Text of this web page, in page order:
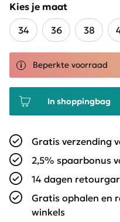
Kies je maat
34
36 38
Beperkte voorraad
In shoppingbag
Gratis verzending
2,5% spaarbonus
14 dagen
Gratis ophalen en
winkels